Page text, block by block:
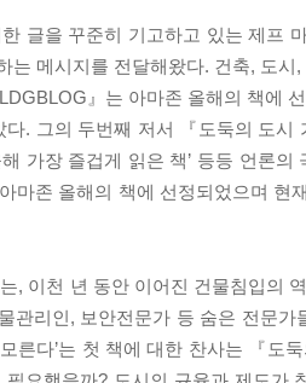
글을 꾸준히 기고하고 있는 제프
는 메시지를 전달해왔다. 건축, 도
』는 아마존 올해의 책에 선
. 그의 두번째 저서 『도둑의 도시
가장 즐겁게 읽은 책’ 등등 언론
마존 올해의 책에 선정되었으며 현
, 이천 년 동안 이어진 건물침입의
리인, 보안전문가 등 숨은 전문
른다’는 첫 책에 대한 찬사는 『도